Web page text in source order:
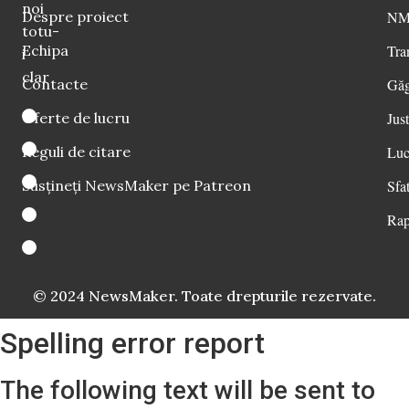
noi
totu-
i
clar
Despre proiect
Echipa
Contacte
Oferte de lucru
Reguli de citare
Susțineți NewsMaker pe Patreon
© 2024 NewsMaker. Toate drepturile rezervate.
Spelling error report
The following text will be sent to